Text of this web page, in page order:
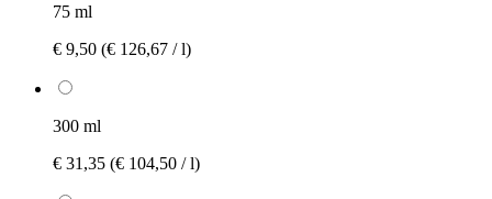
75 ml
€ 9,50 (€ 126,67 / l)
300 ml
€ 31,35 (€ 104,50 / l)